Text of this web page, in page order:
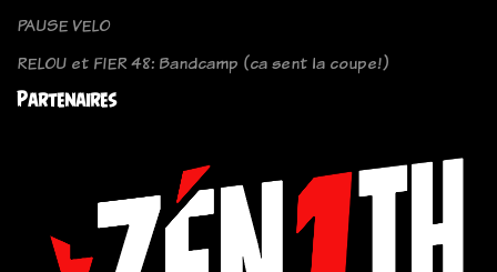
PAUSE VELO
RELOU et FIER 48: Bandcamp (ca sent la coupe!)
Partenaires